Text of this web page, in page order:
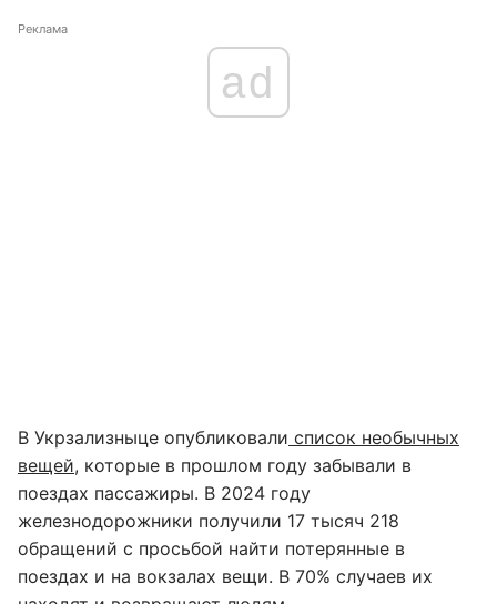
Реклама
ad
В Укрзализныце опубликовали список необычных
вещей, которые в прошлом году забывали в
поездах пассажиры. В 2024 году
железнодорожники получили 17 тысяч 218
обращений с просьбой найти потерянные в
поездах и на вокзалах вещи. В 70% случаев их